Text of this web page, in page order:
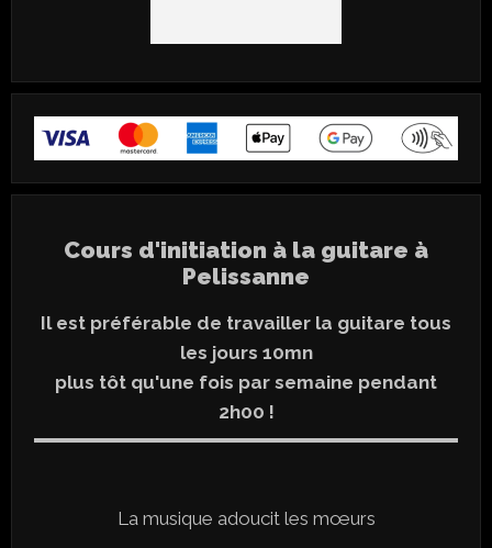
Cours d'initiation à la guitare à
Pelissanne
Il est préférable de travailler la guitare tous
les jours 10mn
plus tôt qu'une fois par semaine pendant
2h00 !
La musique adoucit les mœurs